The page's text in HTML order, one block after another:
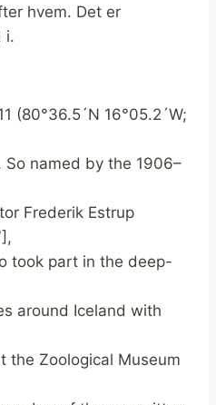
hvem. Det er
i.
(80°36.5´N 16°05.2´W;
named by the 1906–
Frederik Estrup
took part in the deep-
around Iceland with
the Zoological Museum